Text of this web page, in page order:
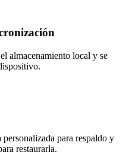
almacenamiento local y se
para respaldo y
restaurarla.